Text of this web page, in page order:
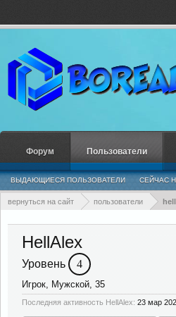
вернуться на сайт пользователи
HellAlex
Уровень 4
Игрок, Мужской, 35
Последняя активность HellAlex: 23 мар
Форум Пользователи
ВЫДАЮЩИЕСЯ ПОЛЬЗОВАТЕЛИ СЕЙЧАС
НЕДАВНЯЯ АКТИВНОСТЬ НОВЫЕ